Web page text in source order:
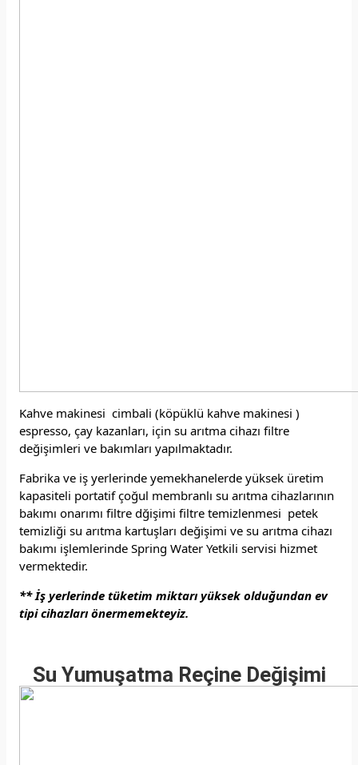
Kahve makinesi cimbali (köpüklü kahve makinesi )
espresso, çay kazanları, için su arıtma cihazı filtre
değişimleri ve bakımları yapılmaktadır.
Fabrika ve iş yerlerinde yemekhanelerde yüksek üretim
kapasiteli portatif çoğul membranlı su arıtma cihazlarının
bakımı onarımı filtre dğişimi filtre temizlenmesi petek
temizliği su arıtma kartuşları değişimi ve su arıtma cihazı
bakımı işlemlerinde Spring Water Yetkili servisi hizmet
vermektedir.
** İş yerlerinde tüketim miktarı yüksek olduğundan ev
tipi cihazları önermemekteyiz.
Su Yumuşatma Reçine Değişimi